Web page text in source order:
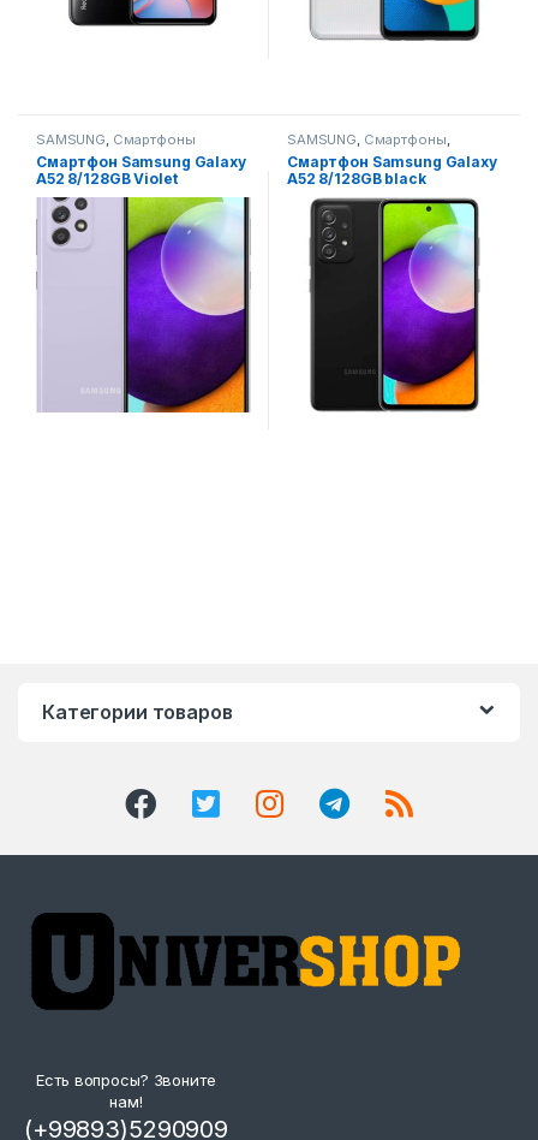
SAMSUNG, Смартфоны
Смартфон Samsung Galaxy
A52 8/128GB Violet
SAMSUNG, Смартфоны,
Смартфоны,телефоны,
гаджеты, аксессуары
Смартфон Samsung Galaxy
A52 8/128GB black
Категории товаров
Есть вопросы? Звоните
нам!
(+99893)5290909